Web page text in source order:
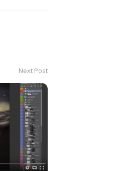
Next Post